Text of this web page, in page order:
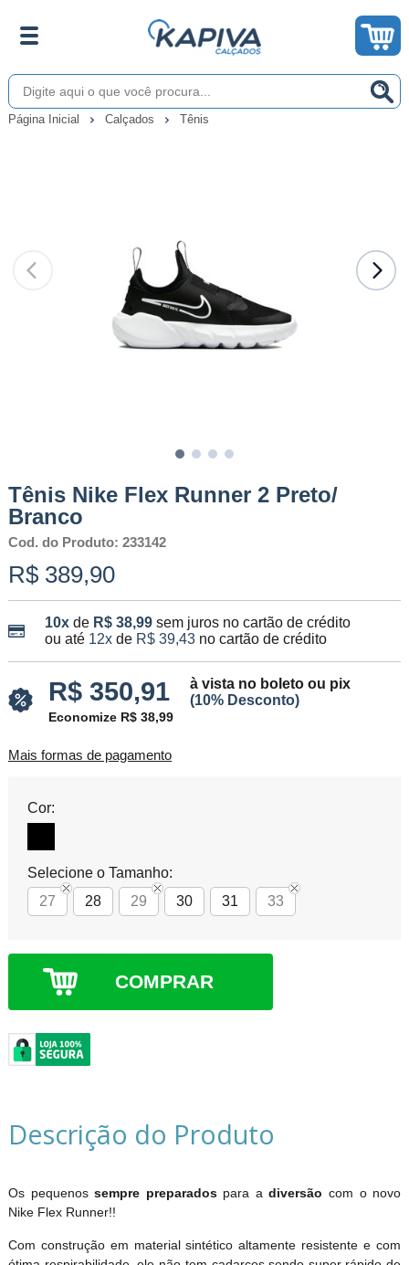
Página Inicial Calçados Tênis
Tênis Nike Flex Runner 2 Preto/
Branco
Cod. do Produto: 233142
R$ 389,90
10xde R$ 38,99 sem juros no cartão de crédito
ou até 12xde R$ 39,43no cartão de crédito
R$ 350,91
à vista no boleto ou pix
(10% Desconto)
Economize R$ 38,99
Mais formas de pagamento
Cor:
Selecione o Tamanho:
27
28 29 30 31 33
COMPRAR
Descrição do Produto
Os pequenossempre preparadospara adiversão com o novo
Nike Flex Runner!!
Com construção em material sintético altamente resistente e com